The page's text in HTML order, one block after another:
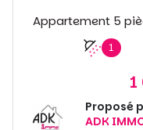
1
Proposé
ADK